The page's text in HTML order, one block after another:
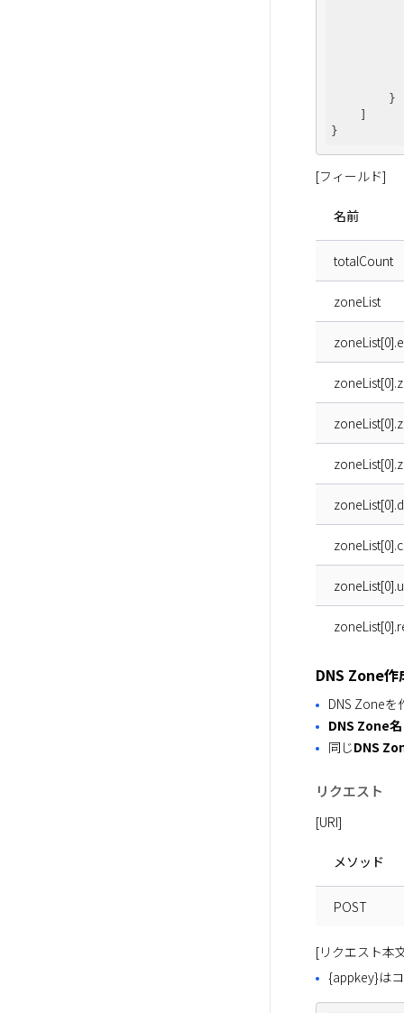
        }
    ]
[フィールド]
名前
totalCount
zoneList
DNS Zone作
DNS Zoneを
DNS Zone名
同じDNS
リクエスト
[URI]
メソッド
POST
[リクエスト本
{appkey}は